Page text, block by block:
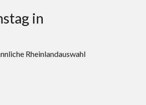
in
Rheinlandauswahl